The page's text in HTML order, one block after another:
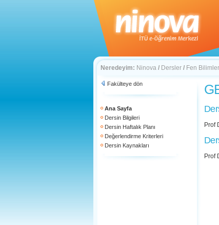
Neredeyim: Ninova / Dersler / Fen
Fakülteye dön
Ana Sayfa
Dersin Bilgileri
Dersin Haftalık Planı
Değerlendirme Kriterleri
Dersin Kaynakları
Prof
Prof